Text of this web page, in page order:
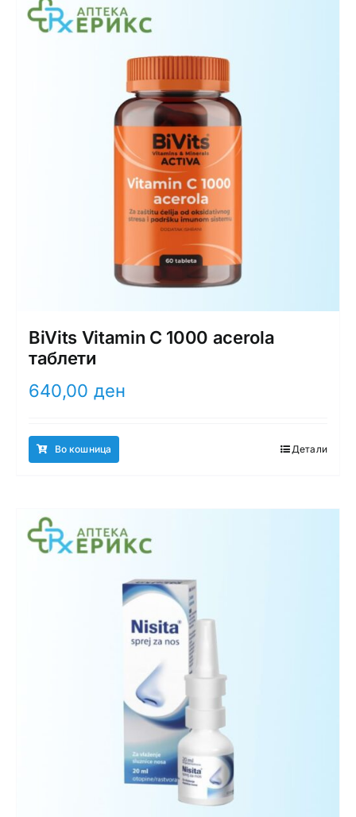
BiVits Vitamin C 1000 acerola
таблети
640,00 ден
Во кошница Детали